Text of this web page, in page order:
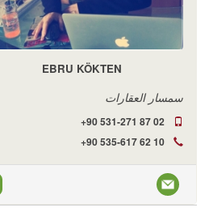
EBRU KÖKTEN
سمسار العقارات
+90 531-271 87 02
+90 535-617 62 10